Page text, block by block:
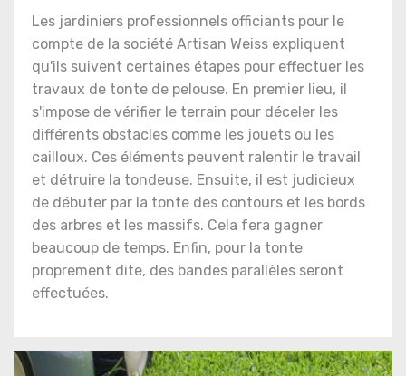
Les jardiniers professionnels officiants pour le
compte de la société Artisan Weiss expliquent
qu'ils suivent certaines étapes pour effectuer les
travaux de tonte de pelouse. En premier lieu, il
s'impose de vérifier le terrain pour déceler les
différents obstacles comme les jouets ou les
cailloux. Ces éléments peuvent ralentir le travail
et détruire la tondeuse. Ensuite, il est judicieux
de débuter par la tonte des contours et les bords
des arbres et les massifs. Cela fera gagner
beaucoup de temps. Enfin, pour la tonte
proprement dite, des bandes parallèles seront
effectuées.